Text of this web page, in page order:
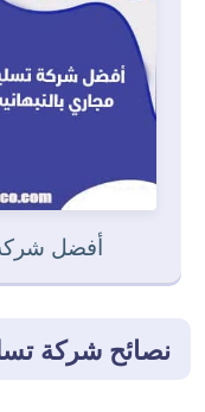
أفضل شركة
نصائح شركة